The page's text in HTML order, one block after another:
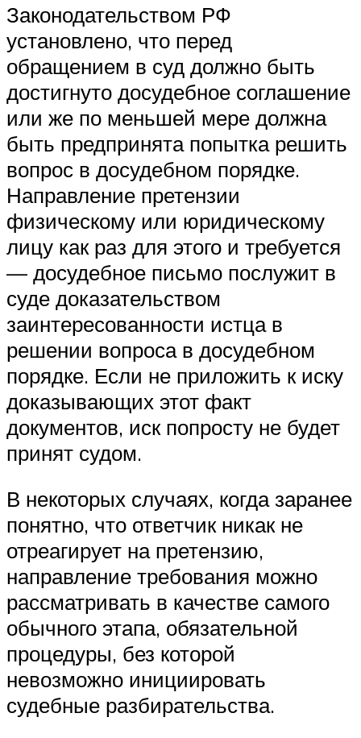
Законодательством РФ
установлено, что перед
обращением в суд должно быть
достигнуто досудебное соглашение
или же по меньшей мере должна
быть предпринята попытка решить
вопрос в досудебном порядке.
Направление претензии
физическому или юридическому
лицу как раз для этого и требуется
— досудебное письмо послужит в
суде доказательством
заинтересованности истца в
решении вопроса в досудебном
порядке. Если не приложить к иску
доказывающих этот факт
документов, иск попросту не будет
принят судом.
В некоторых случаях, когда заранее
понятно, что ответчик никак не
отреагирует на претензию,
направление требования можно
рассматривать в качестве самого
обычного этапа, обязательной
процедуры, без которой
невозможно инициировать
судебные разбирательства.